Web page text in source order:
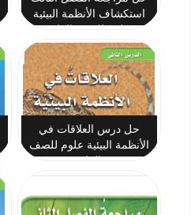
استكشاف الأنظمة البيئية
حل درس العلاقات في
الأنظمة البيئية علوم للصف